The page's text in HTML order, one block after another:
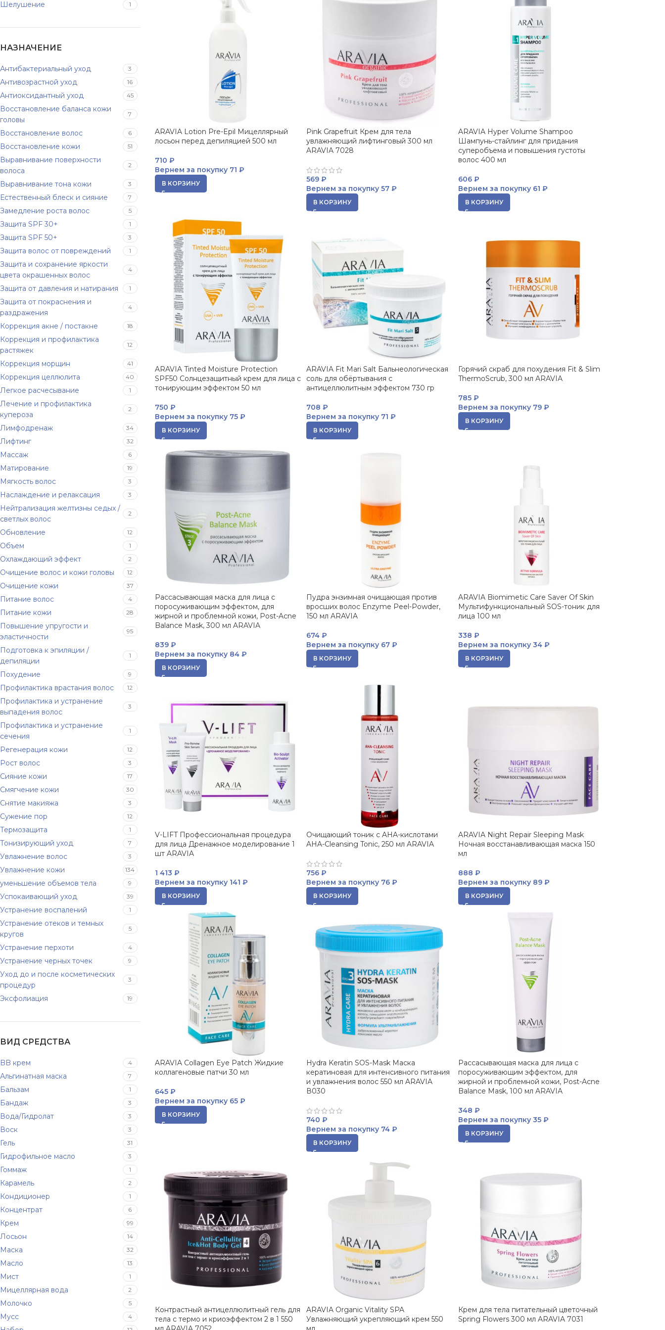
Шелушение 1
НАЗНАЧЕНИЕ
Антибактериальный уход 3
Антивозрастной уход 16
Антиоксидантный уход 45
Восстановление баланса кожи
головы
7
Восстановление волос 6
Восстановление кожи 51
Выравнивание поверхности
волоса
2
Выравнивание тона кожи 3
Естественный блеск и сияние 7
Замедление роста волос 5
Защита SPF 30+ 1
Защита SPF 50+ 3
Защита волос от повреждений 1
Защита и сохранение яркости
цвета окрашенных волос
4
Защита от давления и натирания 1
Защита от покраснения и
раздражения
4
Коррекция акне / постакне 18
Коррекция и профилактика
растяжек
12
Коррекция морщин 41
Коррекция целлюлита 40
Легкое расчесывание 1
Лечение и профилактика
купероза
2
Лимфодренаж 34
Лифтинг 32
Массаж 6
Матирование 19
Мягкость волос 3
Наслаждение и релаксация 3
Нейтрализация желтизны седых /
светлых волос
2
Обновление 12
Объем 1
Охлаждающий эффект 2
Очищение волос и кожи головы 12
Очищение кожи 37
Питание волос 4
Питание кожи 28
Повышение упругости и
эластичности
95
Подготовка к эпиляции /
депиляции
1
Похудение 9
Профилактика врастания волос 12
Профилактика и устранение
выпадения волос
3
Профилактика и устранение
сечения
1
Регенерация кожи 12
Рост волос 3
Сияние кожи 17
Смягчение кожи 30
Снятие макияжа 3
Сужение пор 12
Термозащита 1
Тонизирующий уход 7
Увлажнение волос 3
Увлажнение кожи 134
уменьшение объемов тела 9
Успокаивающий уход 39
Устранение воспалений 1
Устранение отеков и темных
кругов
5
Устранение перхоти 4
Устранение черных точек 9
Уход до и после косметических
процедур
3
Эксфолиация 19
ВИД СРЕДСТВА
BB крем 4
Альгинатная маска 7
Бальзам 1
Бандаж 3
Вода/Гидролат 3
Воск 3
Гель 31
Гидрофильное масло 3
Гоммаж 1
Карамель 2
Кондиционер 1
Концентрат 6
Крем 99
Лосьон 14
Маска 32
Масло 13
Мист 1
Мицеллярная вода 2
Молочко 5
Мусс 4
ARAVIA Lotion Pre-Epil Мицеллярный
лосьон перед депиляцией 500 мл
710 ₽
Вернем за покупку71 ₽
В КОРЗИНУ
Pink Grapefruit Крем для тела
увлажняющий лифтинговый 300 мл
ARAVIA 7028
569₽
Вернем за покупку 57 ₽
В КОРЗИНУ
ARAVIA Hyper Volume Shampoo
Шампунь-стайлинг для придания
суперобъема и повышения густоты
волос 400 мл
606 ₽
Вернем за покупку61 ₽
В КОРЗИНУ
ARAVIA Tinted Moisture Protection
SPF50 Солнцезащитный крем для лица с
тонирующим эффектом 50 мл
750 ₽
Вернем за покупку75 ₽
В КОРЗИНУ
ARAVIA Fit Mari Salt Бальнеологическая
соль для обёртывания с
антицеллюлитным эффектом 730 гр
708₽
Вернем за покупку 71 ₽
В КОРЗИНУ
Горячий скраб для похудения Fit & Slim
ThermoScrub, 300 мл ARAVIA
785 ₽
Вернем за покупку79 ₽
В КОРЗИНУ
Рассасывающая маска для лица с
поросуживающим эффектом, для
жирной и проблемной кожи, Post-Acne
Balance Mask, 300 мл ARAVIA
839 ₽
Вернем за покупку84 ₽
В КОРЗИНУ
Пудра энзимная очищающая против
вросших волос Enzyme Peel-Powder,
150 мл ARAVIA
674₽
Вернем за покупку 67 ₽
В КОРЗИНУ
ARAVIA Biomimetic Care Saver Of Skin
Мультифункциональный SOS-тоник для
лица 100 мл
338 ₽
Вернем за покупку34 ₽
В КОРЗИНУ
V-LIFT Профессиональная процедура
для лица Дренажное моделирование 1
шт ARAVIA
1 413 ₽
Вернем за покупку141 ₽
В КОРЗИНУ
Очищающий тоник с AHA-кислотами
AHA-Cleansing Tonic, 250 мл ARAVIA
756₽
Вернем за покупку 76 ₽
В КОРЗИНУ
ARAVIA Night Repair Sleeping Mask
Ночная восстанавливающая маска 150
мл
888 ₽
Вернем за покупку89 ₽
В КОРЗИНУ
ARAVIA Collagen Eye Patch Жидкие
коллагеновые патчи 30 мл
645 ₽
Вернем за покупку65 ₽
В КОРЗИНУ
Hydra Keratin SOS-Mask Маска
кератиновая для интенсивного питания
и увлажнения волос 550 мл ARAVIA
В030
740₽
Вернем за покупку 74 ₽
В КОРЗИНУ
Рассасывающая маска для лица с
поросуживающим эффектом, для
жирной и проблемной кожи, Post-Acne
Balance Mask, 100 мл ARAVIA
348 ₽
Вернем за покупку35 ₽
В КОРЗИНУ
Контрастный антицеллюлитный гель для
тела с термо и криоэффектом 2 в 1 550
ARAVIA Organic Vitality SPA
Увлажняющий укрепляющий крем 550
Крем для тела питательный цветочный
Spring Flowers 300 мл ARAVIA 7031